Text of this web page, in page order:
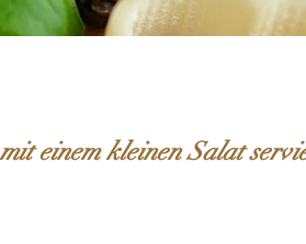
einem kleinen Salat